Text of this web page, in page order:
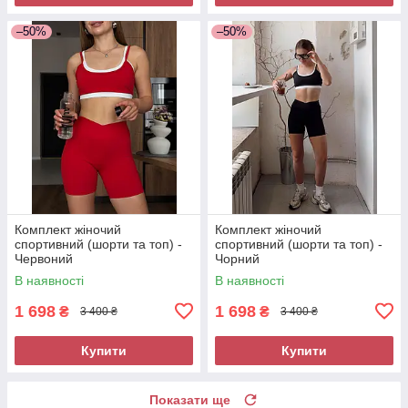
–50%
Комплект жіночий
спортивний (шорти та топ) -
Червоний
В наявності
1 698 ₴ 3 400 ₴
Купити
–50%
Комплект жіночий
спортивний (шорти та топ) -
Чорний
В наявності
1 698 ₴ 3 400 ₴
Купити
Показати ще